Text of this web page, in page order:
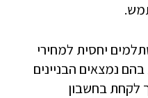
יחסית למחירי
נמצאים הבניינים
לקחת בחשבון